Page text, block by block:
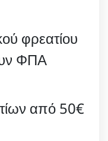
φρεατίου
ΦΠΑ
από 50€